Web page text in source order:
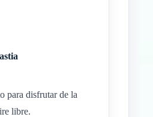
para disfrutar de la
libre.